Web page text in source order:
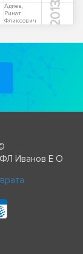
Адиев,
Ринат
Фликсович
2013
ФЛ Иванов Е О